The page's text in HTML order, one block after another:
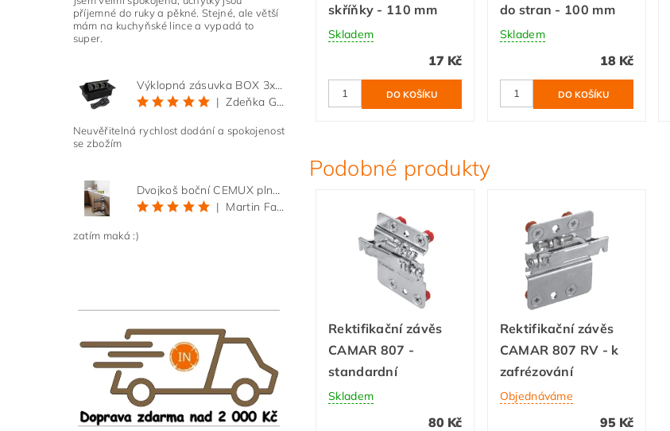
příjemné do ruky a pěkné. Stejné, ale větší
mám na kuchyňské lince a vypadá to
super.
Výklopná zásuvka BOX 3x 230V s 3m kabelem - černá
|
Zdeňka Gold
Neuvěřitelná rychlost dodání a spokojenost
se zbožím
Dvojkoš boční CEMUX plné dno 3D, s tlumením antracit 200 mm
|
Martin Faltus
zatím maká :)
skříňky - 110 mm
Skladem
17 Kč
do stran - 100 mm
Skladem
18 Kč
Podobné produkty
Rektifikační závěs
CAMAR 807 -
standardní
Skladem
80 Kč
Rektifikační závěs
CAMAR 807 RV - k
zafrézování
Objednáváme
95 Kč